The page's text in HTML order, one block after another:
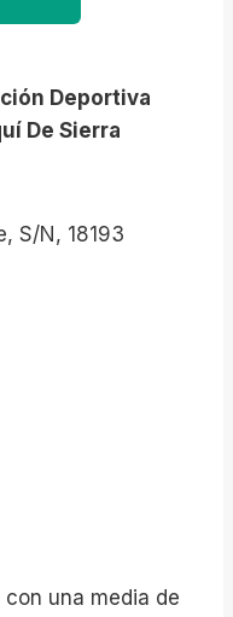
Deportiva
De Sierra
S/N, 18193
una media de